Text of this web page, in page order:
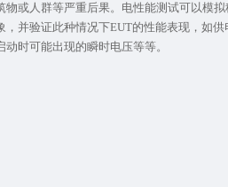
或人群等严重后果。电性能测试可以模
并验证此种情况下EUT的性能表现，如供
时可能出现的瞬时电压等等。